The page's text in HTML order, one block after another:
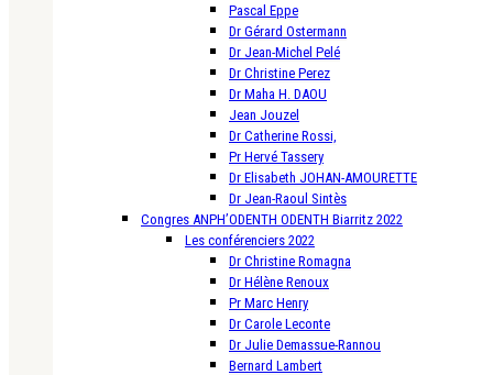
Pascal Eppe
Dr Gérard Ostermann
Dr Jean-Michel Pelé
Dr Christine Perez
Dr Maha H. DAOU
Jean Jouzel
Dr Catherine Rossi,
Pr Hervé Tassery
Dr Elisabeth JOHAN-AMOURETTE
Dr Jean-Raoul Sintès
Congres ANPH’ODENTH ODENTH Biarritz 2022
Les conférenciers 2022
Dr Christine Romagna
Dr Hélène Renoux
Pr Marc Henry
Dr Carole Leconte
Dr Julie Demassue-Rannou
Bernard Lambert